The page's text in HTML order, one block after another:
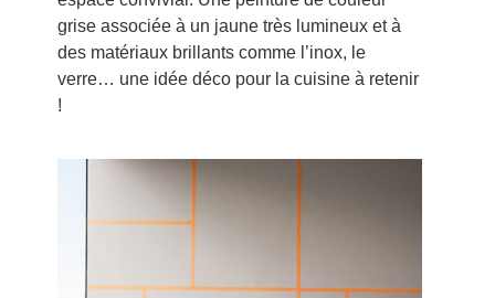
grise associée à un jaune très lumineux et à
des matériaux brillants comme l’inox, le
verre… une idée déco pour la cuisine à retenir
!